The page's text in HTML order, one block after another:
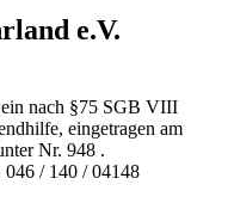
e.V.
nach §75 SGB VIII
eingetragen am
Nr. 948 .
046 / 140 / 04148